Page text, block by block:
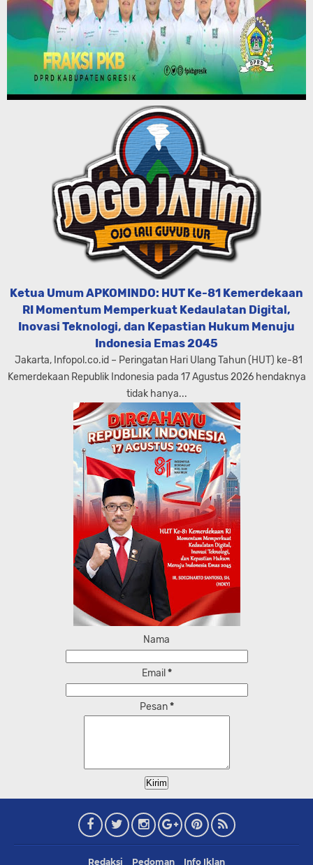
Ketua Umum APKOMINDO: HUT Ke-81 Kemerdekaan
RI Momentum Memperkuat Kedaulatan Digital,
Inovasi Teknologi, dan Kepastian Hukum Menuju
Indonesia Emas 2045
Jakarta, Infopol.co.id – Peringatan Hari Ulang Tahun (HUT) ke-81
Kemerdekaan Republik Indonesia pada 17 Agustus 2026 hendaknya
tidak hanya...
Nama
Email *
Pesan*
Redaksi Pedoman Info Iklan